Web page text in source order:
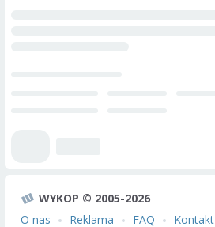
WYKOP © 2005-2026
O nas
Reklama FAQ Kontakt